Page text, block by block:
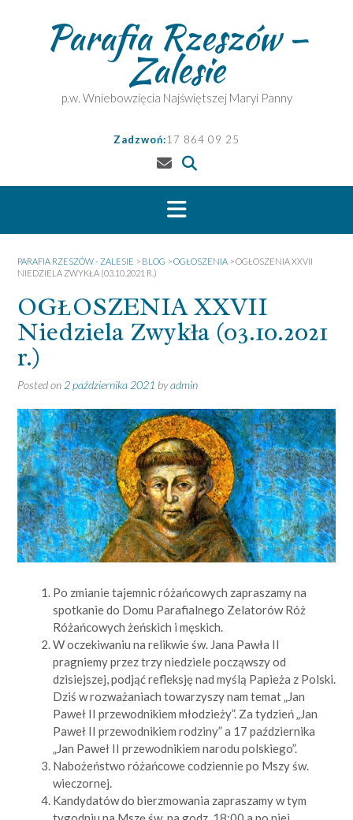
Parafia Rzeszów –
Zalesie
p.w. Wniebowzięcia Najświętszej Maryi Panny
Zadzwoń:17 864 09 25
PARAFIA RZESZÓW - ZALESIE > BLOG >OGŁOSZENIA >OGŁOSZENIA XXVII
NIEDZIELA ZWYKŁA (03.10.2021 R.)
OGŁOSZENIA XXVII
Niedziela Zwykła (03.10.2021
r.)
Posted on 2 października 2021 byadmin
Po zmianie tajemnic różańcowych zapraszamy na
spotkanie do Domu Parafialnego Zelatorów Róż
Różańcowych żeńskich i męskich.
W oczekiwaniu na relikwie św. Jana Pawła II
pragniemy przez trzy niedziele począwszy od
dzisiejszej, podjąć refleksję nad myślą Papieża z Polski.
Dziś w rozważaniach towarzyszy nam temat „Jan
Paweł II przewodnikiem młodzieży”. Za tydzień „Jan
Paweł II przewodnikiem rodziny” a 17 października
„Jan Paweł II przewodnikiem narodu polskiego”.
Nabożeństwo różańcowe codziennie po Mszy św.
wieczornej.
Kandydatów do bierzmowania zapraszamy w tym